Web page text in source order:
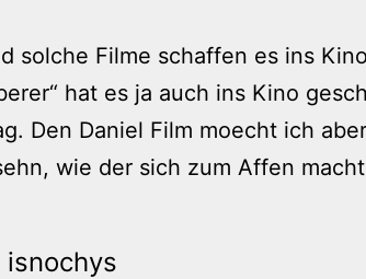
solche Filme schaffen es ins
hat es ja auch ins Kino
Den Daniel Film moecht ich
wie der sich zum Affen
isnochys